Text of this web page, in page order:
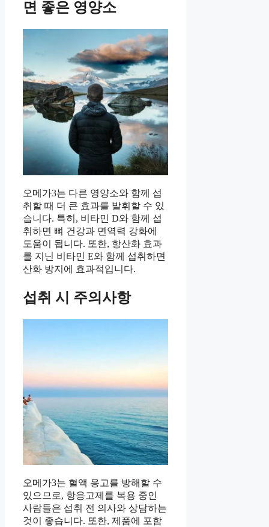
면 좋은 영양소
오메가3는 다른 영양소와 함께 섭
취할 때 더 큰 효과를 발휘할 수 있
습니다. 특히, 비타민 D와 함께 섭
취하면 뼈 건강과 면역력 강화에
도움이 됩니다. 또한, 항산화 효과
를 지닌 비타민 E와 함께 섭취하면
산화 방지에 효과적입니다.
섭취 시 주의사항
오메가3는 혈액 응고를 방해할 수
있으므로, 항응고제를 복용 중인
사람들은 섭취 전 의사와 상담하는
것이 좋습니다. 또한, 제품에 포함